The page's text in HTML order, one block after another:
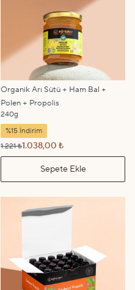
Organik Arı Sütü + Ham Bal +
Polen + Propolis
240g
%15 İndirim
1.221 ₺1.038,00 ₺
Sepete Ekle